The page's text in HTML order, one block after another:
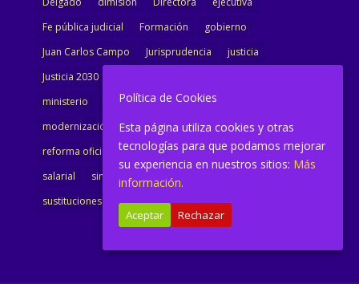
Fe pública judicial
Formación
gobierno
Juan Carlos Campo
Jurisprudencia
justicia
Justicia 2030
ministerio
Ministra Justicia
Ministro de Justicia
modernización
noticias Portavoz
reforma
reforma oficina
renovación retribuciones
reunión
salarial
sindicalismo sindicato
sustituciones
Textualización Transcripciones
Política de Cookies
Esta página utiliza cookies y otras
tecnologías para que podamos mejorar
su experiencia en nuestros sitios: Más
información.
Aceptar Rechazar